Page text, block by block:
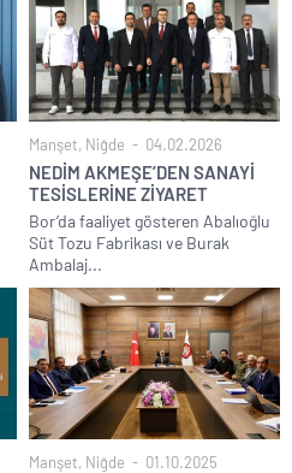
Manşet, Niğde 04.02.2026
NEDİM AKMEŞE’DEN SANAYİ
TESİSLERİNE ZİYARET
Bor’da faaliyet gösteren Abalıoğlu
Süt Tozu Fabrikası ve Burak
Ambalaj...
Manşet, Niğde 01.10.2025